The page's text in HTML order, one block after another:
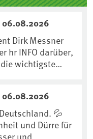
06.08.2026
Dirk Messner
hr INFO darüber,
episode/urn
06.08.2026
💦
und Dürre für
und